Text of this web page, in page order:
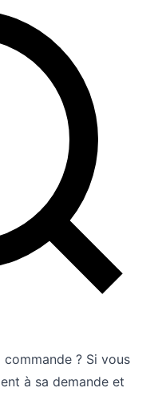
? Si vous
à sa demande et